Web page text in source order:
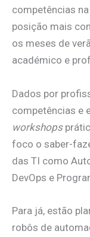
competências
posição mais
os meses de
académico e
Dados por
competências e
workshops
foco o saber-
das TI como
DevOps e
Para já, estão
robôs de